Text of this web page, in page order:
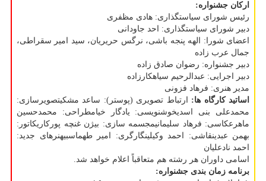
ارکان جشنواره:
رئیس شورای سیاستگذاری: هادی مظفری
دبیر شورای سیاستگذاری: احد جاودانی
اعضای شورا: الهه پنجه باشی، نرگس حریریان، سید امیر سقراطی،
جمال عرب زاده
دبیر جشنواره: رضوان صادق زاده
دبیر اجرایی: عبدالرحیم سیاهکارزاده
مدیر هنری: فرهاد فزونی
اساتید کارگاه ها:
ارتباط تصویری (پوستر): ساعد مشکیتصویرسازی:
محمدعلی بنی اسدیخوشنویسی: یادگار خیامطراحی: محمدحسین
ماهرعکاسی: فرهاد سلیمانیمجسمه سازی: بیژن غنچه پورکاریکاتور:
بهمن عبدینقاشی: احمد وکیلینگارگری: امیر طهماسبیهنرهای جدید:
احمد نادعلیان
اسامی داوران هر رشته هم متعاقباً اعلام خواهد شد.
برنامه زمان بندی جشنواره: